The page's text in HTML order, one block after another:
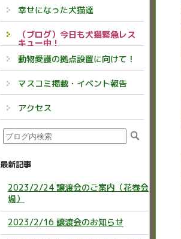
幸せになった犬猫達
（ブログ）今日も犬猫緊急レス
キュー中！
動物愛護の拠点設置に向けて！
マスコミ掲載・イベント報告
アクセス
最新記事
2023/2/24 譲渡会のご案内（花巻会
場）
2023/2/16 譲渡会のお知らせ